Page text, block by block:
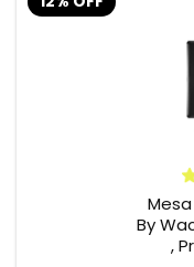
By
,